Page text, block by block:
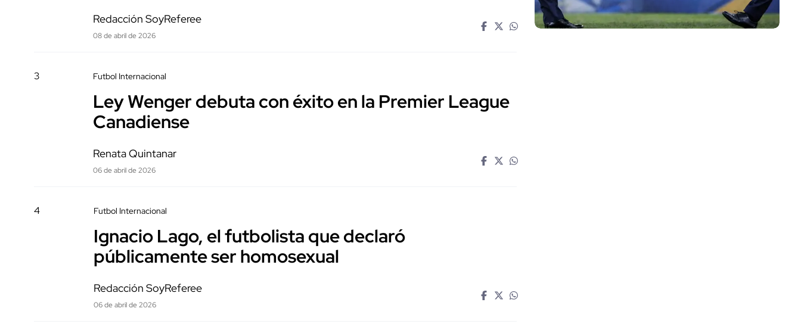
Redacción SoyReferee
08 de abril de 2026
3 Futbol Internacional
Ley Wenger debuta con éxito en la Premier League
Canadiense
Renata Quintanar
06 de abril de 2026
4 Futbol Internacional
Ignacio Lago, el futbolista que declaró
públicamente ser homosexual
Redacción SoyReferee
06 de abril de 2026